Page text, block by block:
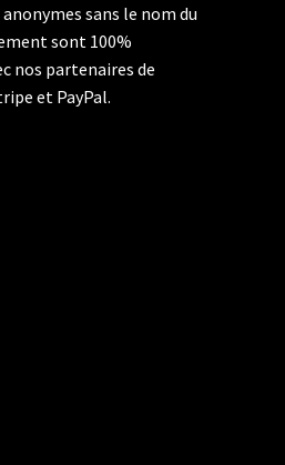
sans le nom du
sont 100%
nos partenaires de
et PayPal.